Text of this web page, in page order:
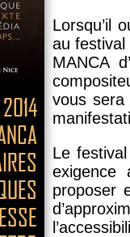
Lorsqu’il
au festival
MANCA
vous sera
Le
exigence
proposer